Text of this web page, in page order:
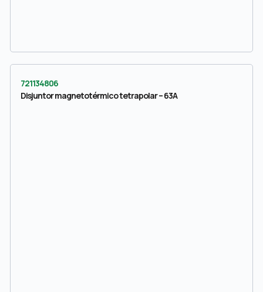
721134806
Disjuntor magnetotérmico tetrapolar – 63A